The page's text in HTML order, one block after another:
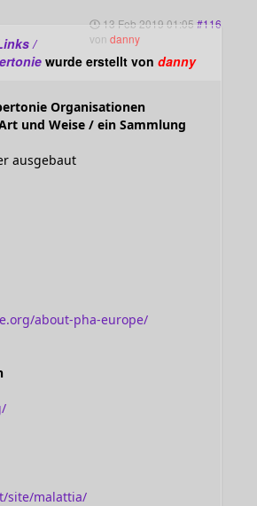
13 Feb 2019 01:05 #116
vondanny
/
wurde erstellt von danny
Organisationen
und Weise / ein Sammlung
ausgebaut
about-pha-europe/
site/malattia/